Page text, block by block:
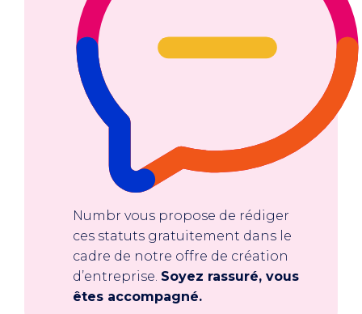
Numbr vous propose de rédiger
ces statuts gratuitement dans le
cadre de notre offre de création
d’entreprise. Soyez rassuré, vous
êtes accompagné.